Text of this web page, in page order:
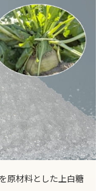
原材料とした上白糖